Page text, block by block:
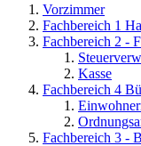
Vorzimmer
Fachbereich 1
Fachbereich 2 -
Kasse
Fachbereich 4
Fachbereich 3 -